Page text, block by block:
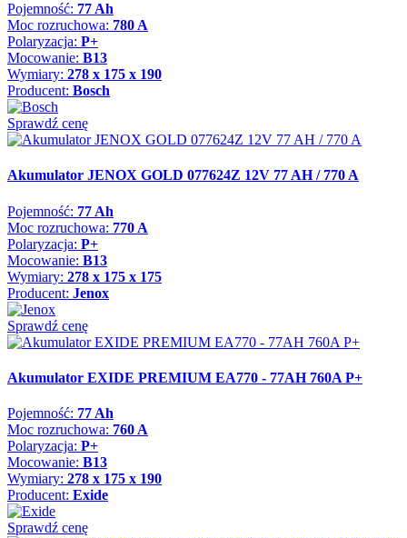
Pojemność: 77 Ah
Moc rozruchowa: 780 A
Polaryzacja: P+
Mocowanie: B13
Wymiary: 278 x 175 x 190
Producent: Bosch
Sprawdź cenę
Akumulator JENOX GOLD 077624Z 12V 77 AH / 770 A
Pojemność: 77 Ah
Moc rozruchowa: 770 A
Polaryzacja: P+
Mocowanie: B13
Wymiary: 278 x 175 x 175
Producent: Jenox
Sprawdź cenę
Akumulator EXIDE PREMIUM EA770 - 77AH 760A P+
Pojemność: 77 Ah
Moc rozruchowa: 760 A
Polaryzacja: P+
Mocowanie: B13
Wymiary: 278 x 175 x 190
Producent: Exide
Sprawdź cenę